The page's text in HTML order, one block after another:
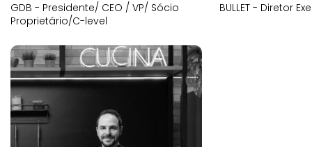
GDB - Presidente/ CEO / VP/ Sócio
Proprietário/C-level
BULLET - Diretor